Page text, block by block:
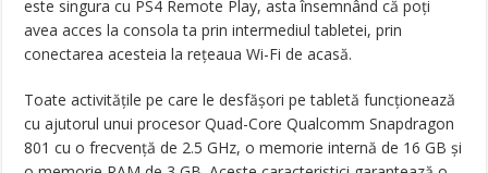
este singura cu PS4 Remote Play, asta însemnând că poţi
avea acces la consola ta prin intermediul tabletei, prin
conectarea acesteia la reţeaua Wi-Fi de acasă.
Toate activităţile pe care le desfăşori pe tabletă funcţionează
cu ajutorul unui procesor Quad-Core Qualcomm Snapdragon
801 cu o frecvenţă de 2.5 GHz, o memorie internă de 16 GB şi